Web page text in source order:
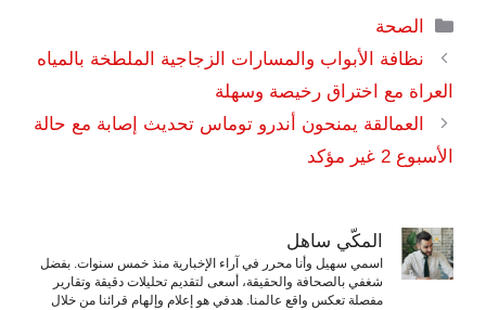
التصنيفات
الصحة
نظافة الأبواب والمسارات الزجاجية الملطخة بالمياه
العراة مع اختراق رخيصة وسهلة
العمالقة يمنحون أندرو توماس تحديث إصابة مع حالة
الأسبوع 2 غير مؤكد
المكّي ساهل
اسمي سهيل وأنا محرر في آراء الإخبارية منذ خمس سنوات. بفضل
شغفي بالصحافة والحقيقة، أسعى لتقديم تحليلات دقيقة وتقارير
مفصلة تعكس واقع عالمنا. هدفي هو إعلام وإلهام قرائنا من خلال